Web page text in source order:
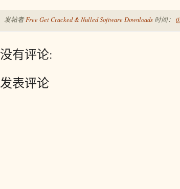
发帖者Free Get Cracked & Nulled Software Downloads 时间：
没有评论:
发表评论